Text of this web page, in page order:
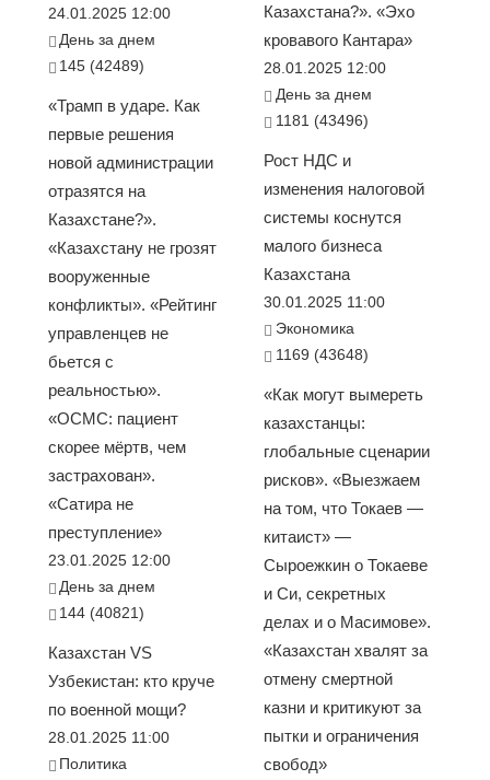
24.01.2025 12:00
День за днем
145 (42489)
«Трамп в ударе. Как
первые решения
новой администрации
отразятся на
Казахстане?».
«Казахстану не грозят
вооруженные
конфликты». «Рейтинг
управленцев не
бьется с
реальностью».
«ОСМС: пациент
скорее мёртв, чем
застрахован».
«Сатира не
преступление»
23.01.2025 12:00
День за днем
144 (40821)
Казахстан VS
Узбекистан: кто круче
по военной мощи?
28.01.2025 11:00
Политика
Казахстана?». «Эхо
кровавого Кантара»
28.01.2025 12:00
День за днем
1181 (43496)
Рост НДС и
изменения налоговой
системы коснутся
малого бизнеса
Казахстана
30.01.2025 11:00
Экономика
1169 (43648)
«Как могут вымереть
казахстанцы:
глобальные сценарии
рисков». «Выезжаем
на том, что Токаев —
китаист» —
Сыроежкин о Токаеве
и Си, секретных
делах и о Масимове».
«Казахстан хвалят за
отмену смертной
казни и критикуют за
пытки и ограничения
свобод»